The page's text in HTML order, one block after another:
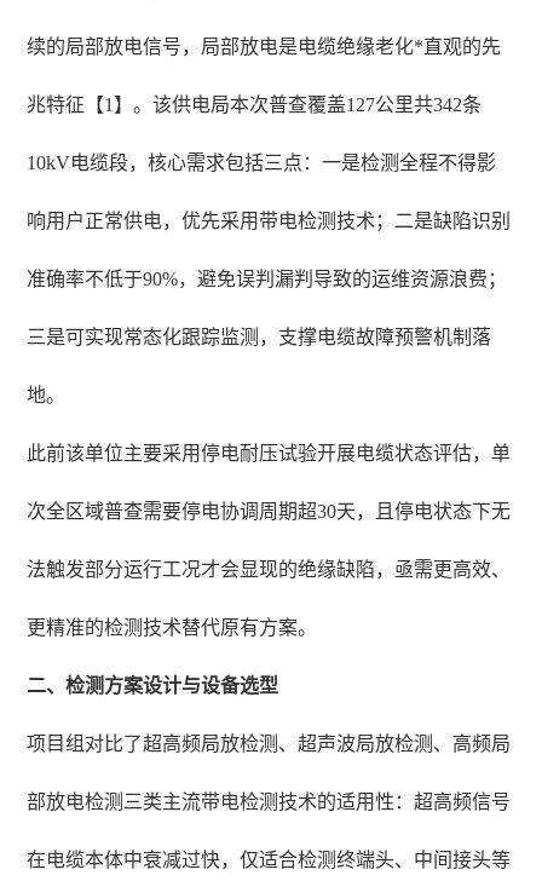
续的局部放电信号，局部放电是电缆绝缘老化*直观的先
兆特征【1】。该供电局本次普查覆盖127公里共342条
10kV电缆段，核心需求包括三点：一是检测全程不得影
响用户正常供电，优先采用带电检测技术；二是缺陷识别
准确率不低于90%，避免误判漏判导致的运维资源浪费；
三是可实现常态化跟踪监测，支撑电缆故障预警机制落
地。
此前该单位主要采用停电耐压试验开展电缆状态评估，单
次全区域普查需要停电协调周期超30天，且停电状态下无
法触发部分运行工况才会显现的绝缘缺陷，亟需更高效、
更精准的检测技术替代原有方案。
二、检测方案设计与设备选型
项目组对比了超高频局放检测、超声波局放检测、高频局
部放电检测三类主流带电检测技术的适用性：超高频信号
在电缆本体中衰减过快，仅适合检测终端头、中间接头等